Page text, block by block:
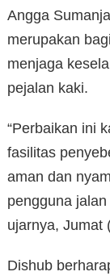
Angga
merupakan
menjaga
pejalan kaki.
“Perbaikan ini
fasilitas
aman dan
pengguna
ujarnya, Jumat
Dishub